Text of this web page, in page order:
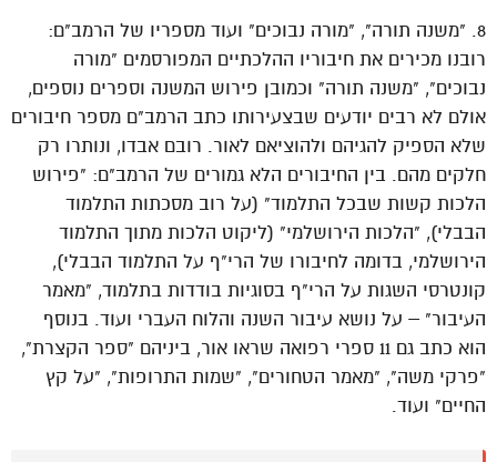
8. "משנה תורה", "מורה נבוכים" ועוד מספריו של הרמב"ם:
רובנו מכירים את חיבוריו ההלכתיים המפורסמים "מורה
נבוכים", "משנה תורה" וכמובן פירוש המשנה וספרים נוספים,
אולם לא רבים יודעים שבצעירותו כתב הרמב"ם מספר חיבורים
שלא הספיק להגיהם ולהוציאם לאור. רובם אבדו, ונותרו רק
חלקים מהם. בין החיבורים הלא גמורים של הרמב"ם: "פירוש
הלכות קשות שבכל התלמוד" (על רוב מסכתות התלמוד
הבבלי), "הלכות הירושלמי" (ליקוט הלכות מתוך התלמוד
הירושלמי, בדומה לחיבורו של הרי"ף על התלמוד הבבלי),
קונטרסי השגות על הרי"ף בסוגיות בודדות בתלמוד, "מאמר
העיבור" – על נושא עיבור השנה והלוח העברי ועוד. בנוסף
הוא כתב גם 11 ספרי רפואה שראו אור, ביניהם "ספר הקצרת",
"פרקי משה", "מאמר הטחורים", "שמות התרופות", "על קץ
החיים" ועוד.